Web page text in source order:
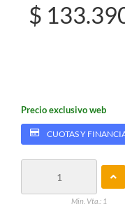
$
Precio exclusivo web
CUOTAS Y
Min. Vta.: 1